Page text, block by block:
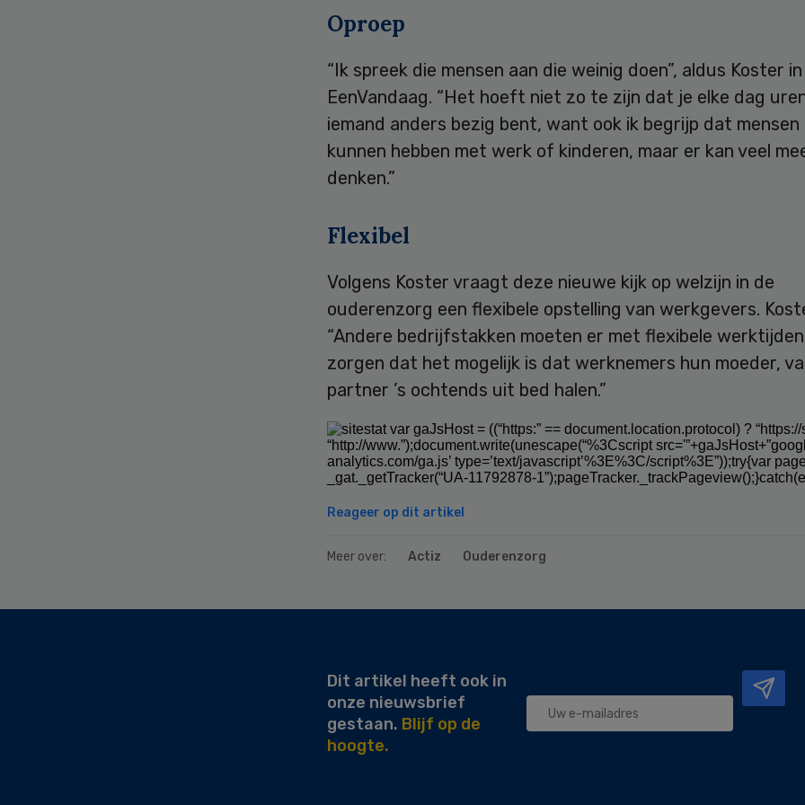
Oproep
“Ik spreek die mensen aan die weinig doen”, aldus Koster in
EenVandaag. “Het hoeft niet zo te zijn dat je elke dag
iemand anders bezig bent, want ook ik begrijp dat
kunnen hebben met werk of kinderen, maar er kan veel
denken.”
Flexibel
Volgens Koster vraagt deze nieuwe kijk op welzijn in de
ouderenzorg een flexibele opstelling van werkgevers.
“Andere bedrijfstakken moeten er met flexibele
zorgen dat het mogelijk is dat werknemers hun moeder,
partner ’s ochtends uit bed halen.”
var gaJsHost = ((“https:” == document.location.protocol) ? “https://
“http://www.”);document.write(unescape(“%3Cscript
analytics.com/ga.js’ type=’text/javascript’%3E%3C/script%3E”));try{var
_gat._getTracker(“UA-11792878-
Reageer op dit artikel
Meer over: Actiz Ouderenzorg
Dit artikel heeft ook in
onze nieuwsbrief
gestaan. Blijf op de
hoogte.